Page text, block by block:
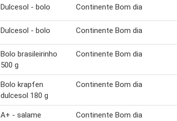
Dulcesol - bolo Continente Bom dia
Dulcesol - bolo Continente Bom dia
Bolo brasileirinho
500 g
Continente Bom dia
Bolo krapfen
dulcesol 180 g
Continente Bom dia
A+ - salame
Continente Bom dia